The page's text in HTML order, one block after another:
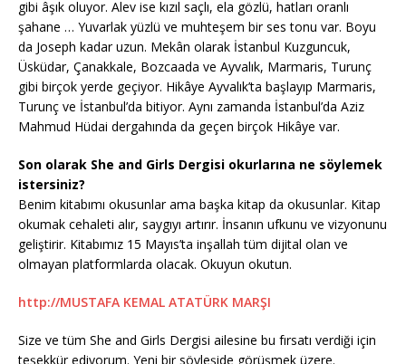
gibi âşık oluyor. Alev ise kızıl saçlı, ela gözlü, hatları oranlı
şahane … Yuvarlak yüzlü ve muhteşem bir ses tonu var. Boyu
da Joseph kadar uzun. Mekân olarak İstanbul Kuzguncuk,
Üsküdar, Çanakkale, Bozcaada ve Ayvalık, Marmaris, Turunç
gibi birçok yerde geçiyor. Hikâye Ayvalık’ta başlayıp Marmaris,
Turunç ve İstanbul’da bitiyor. Aynı zamanda İstanbul’da Aziz
Mahmud Hüdai dergahında da geçen birçok Hikâye var.
Son olarak She and Girls Dergisi okurlarına ne söylemek
istersiniz?
Benim kitabımı okusunlar ama başka kitap da okusunlar. Kitap
okumak cehaleti alır, saygıyı artırır. İnsanın ufkunu ve vizyonunu
geliştirir. Kitabımız 15 Mayıs’ta inşallah tüm dijital olan ve
olmayan platformlarda olacak. Okuyun okutun.
http://MUSTAFA KEMAL ATATÜRK MARŞI
Size ve tüm She and Girls Dergisi ailesine bu fırsatı verdiği için
teşekkür ediyorum. Yeni bir söyleşide görüşmek üzere.